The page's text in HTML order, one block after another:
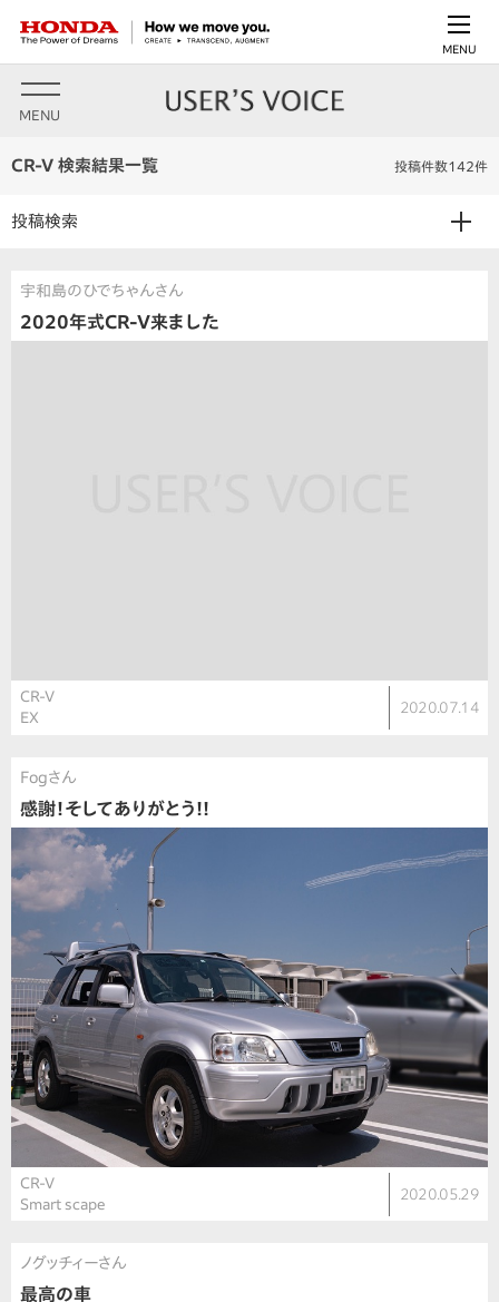
MENU
MENU
CR-V 検索結果一覧 投稿件数142件
投稿検索
宇和島のひでちゃんさん
2020年式CR-V来ました
CR-V
EX
2020.07.14
Fogさん
感謝！そしてありがとう!!
CR-V
Smart scape
2020.05.29
ノグッチィーさん
最高の車